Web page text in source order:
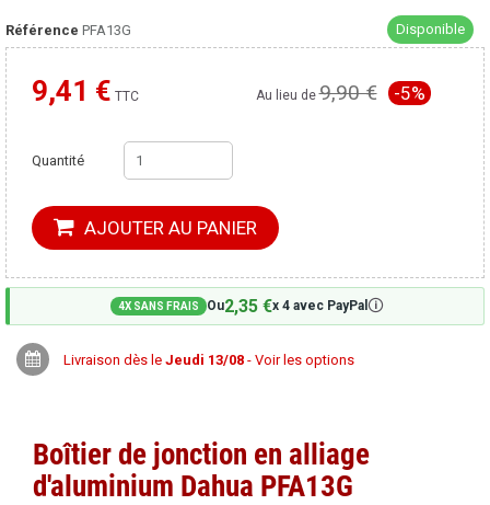
Référence PFA13G Disponible
9,41 € TTC
Moins cher ailleurs ? Au lieu de9,90 € -5%
Quantité
AJOUTER AU PANIER
4X SANS FRAIS Ou2,35 €x 4 avec PayPal🛈
Livraison dès le Jeudi 13/08 - Voir les options
Boîtier de jonction en alliage
d'aluminium Dahua PFA13G